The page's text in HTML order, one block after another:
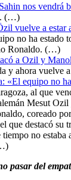
nos vendrá
(…)
vuelve a estar
no ha estado
Ronaldo. (…)
a Ozil y
y ahora vuelve
«El equipo no
al que
Mesut
coreado
que destacó su
no estaba
pasar del